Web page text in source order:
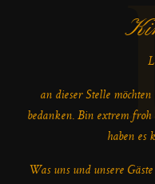
an dieser Stelle
bedanken. Bin extrem
haben es
Was uns und unsere